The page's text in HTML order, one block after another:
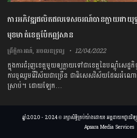
ការអភិវឌ្ឍផលិតផលទេសចរណ៍បានក្លាយជាយុទ្
មុខមាត់ខេត្តប៉ែកឦសាន
ព្រឹត្តិការណ៍, អចលនទ្រព្យ 12/04/2022
ក្នុងការជំរុញខេត្តមួយឲ្យក្លាយទៅជាខេត្តនៃបណ្ដុំសេដ្ឋ
ការចូលរួមពីវិស័យជាច្រើន ជាពិសេសវិស័យដែលអំណ
ស្រាប់។ ដោយឡែក…
ឆ្នាំ2020 - 2024 © រក្សាសិទ្ធិគ្រប់យ៉ាងដោយ៖ អគ្គនាយកដ្ឋានវិ
Apsara Media Services